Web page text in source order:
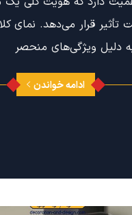
ادامه خواندن